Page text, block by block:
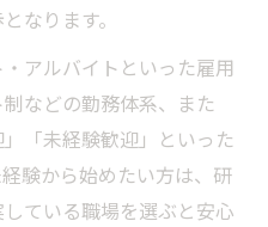
なります。
アルバイトといった雇用
などの勤務体系、また
「未経験歓迎」といった
験から始めたい方は、研
ている職場を選ぶと安心